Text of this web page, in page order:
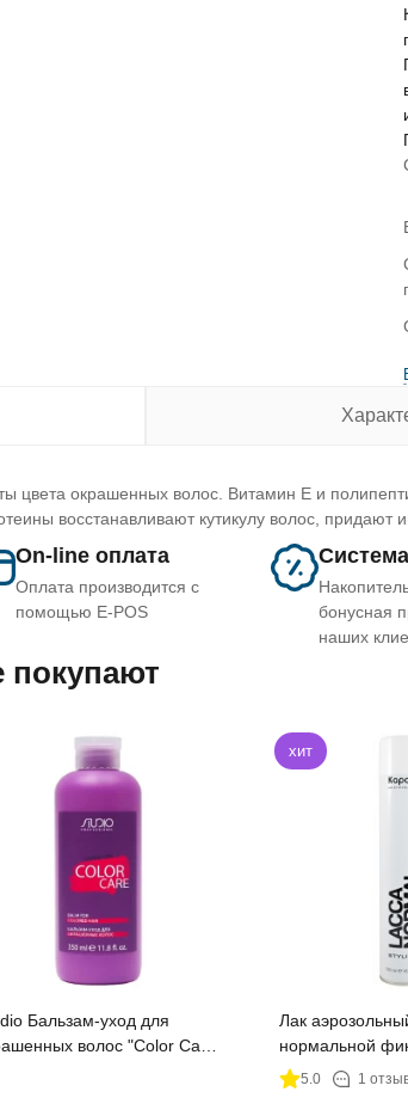
цвета окрашенных волос. Витамин Е и
восстанавливают кутикулу волос, придают
On-line оплата
Оплата производится с
помощью E-POS
бонусная
наших
покупают
Бальзам-уход для
волос "Color Care"
хит
Лак
нормальной
"Styling"
5.0 1